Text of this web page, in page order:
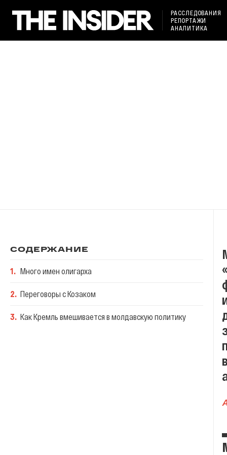
РАССЛЕДОВАНИЯ
РЕПОРТАЖИ
АНАЛИТИКА
СОДЕРЖАНИЕ
1. Много имен олигарха
2. Переговоры с Козаком
3. Как Кремль вмешивается в молдавскую политику